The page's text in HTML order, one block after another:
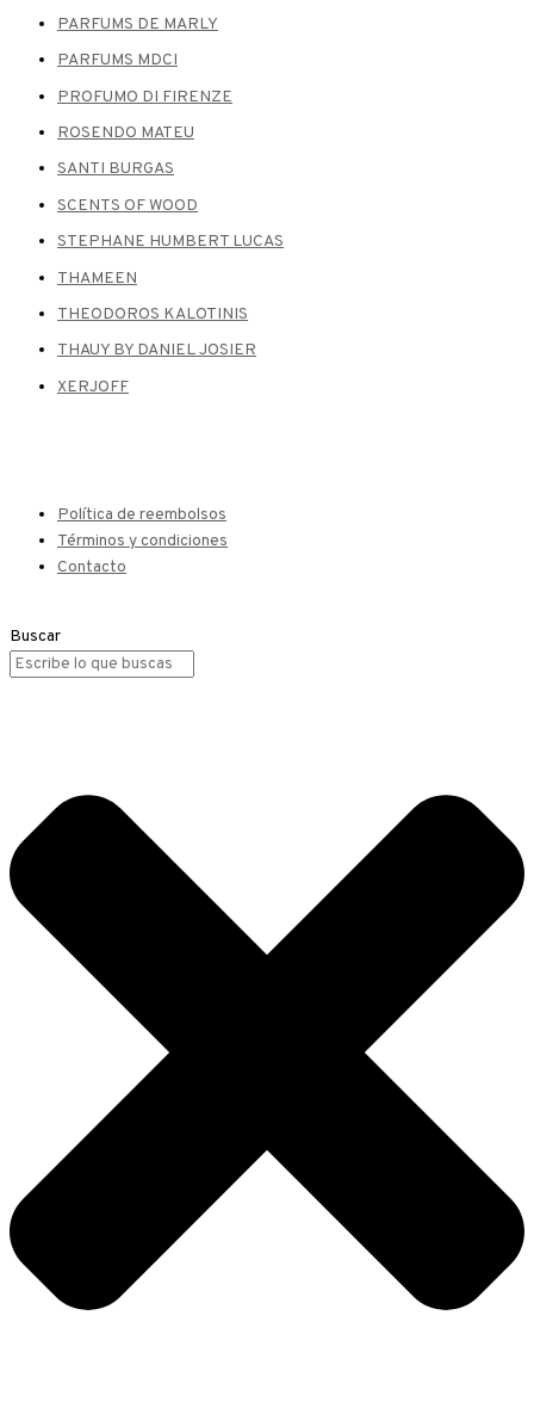
PARFUMS DE MARLY
PARFUMS MDCI
PROFUMO DI FIRENZE
ROSENDO MATEU
SANTI BURGAS
SCENTS OF WOOD
STEPHANE HUMBERT LUCAS
THAMEEN
THEODOROS KALOTINIS
THAUY BY DANIEL JOSIER
XERJOFF
Política de reembolsos
Términos y condiciones
Contacto
Buscar